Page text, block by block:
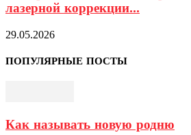
лазерной коррекции...
29.05.2026
ПОПУЛЯРНЫЕ ПОСТЫ
Как называть новую родню